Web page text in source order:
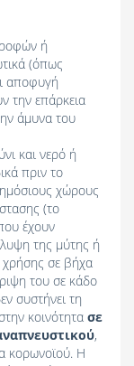
ή
(όπως
αποφυγή
την επάρκεια
άμυνα του
και νερό ή
πριν το
χώρους
(το
έχουν
της μύτης ή
χρήσης σε βήχα
του σε κάδο
συστήνει τη
κοινότητα σε
,
κορωνοϊού. Η